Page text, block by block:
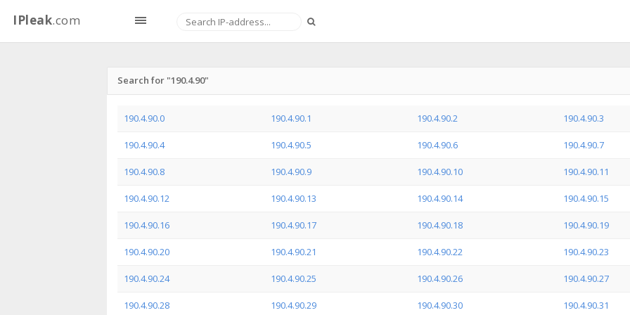
IPleak.com
Search for "190.4.90"
190.4.90.0 190.4.90.1 190.4.90.2 190.4.90.3
190.4.90.4 190.4.90.5 190.4.90.6 190.4.90.7
190.4.90.8 190.4.90.9 190.4.90.10 190.4.90.11
190.4.90.12 190.4.90.13 190.4.90.14 190.4.90.15
190.4.90.16 190.4.90.17 190.4.90.18 190.4.90.19
190.4.90.20 190.4.90.21 190.4.90.22 190.4.90.23
190.4.90.24 190.4.90.25 190.4.90.26 190.4.90.27
190.4.90.28 190.4.90.29 190.4.90.30 190.4.90.31